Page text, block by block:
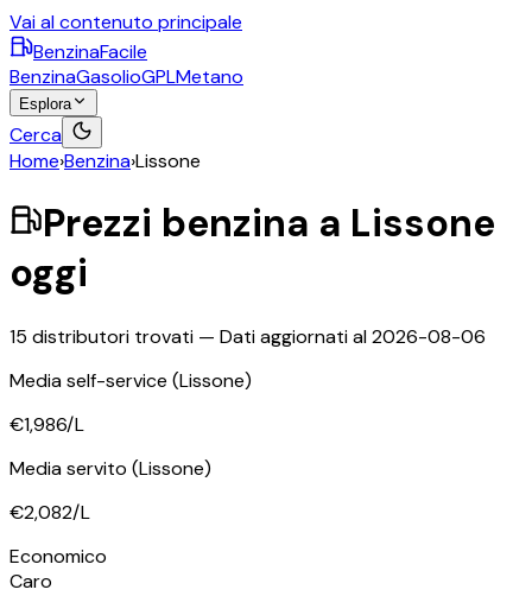
Vai al contenuto principale
BenzinaFacile
BenzinaGasolioGPLMetano
Esplora
Cerca
Home›Benzina›Lissone
Prezzi benzina a Lissone
oggi
15 distributori trovati — Dati aggiornati al2026-08-06
Media self-service (Lissone)
€1,986/L
Media servito (Lissone)
€2,082/L
Economico
Caro